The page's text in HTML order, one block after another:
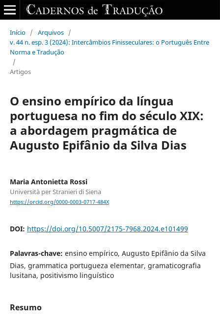
Início / Arquivos /
v. 44 n. esp. 3 (2024): Intercâmbios Finisseculares: o Português Entre
Norma e Tradução
/
Artigos
O ensino empírico da língua
portuguesa no fim do século XIX:
a abordagem pragmática de
Augusto Epifânio da Silva Dias
Maria Antonietta Rossi
Università per Stranieri di Siena
https://orcid.org/0000-0003-0717-484X
DOI: https://doi.org/10.5007/2175-7968.2024.e101499
Palavras-chave: ensino empírico, Augusto Epifânio da Silva
Dias, grammatica portugueza elementar, gramaticografia
lusitana, positivismo linguístico
Resumo